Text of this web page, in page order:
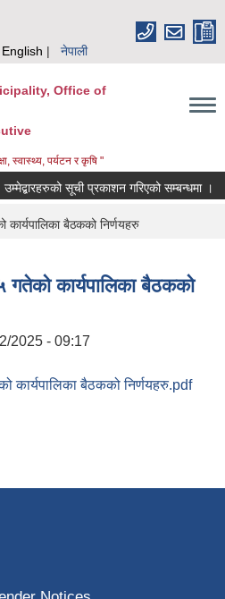
English नेपाली
Office of
स्वास्थ्य, पर्यटन र कृषि "
उम्मेद्बारहरुको सूची प्रकाशन गरिएको सम्बन्धमा ।
बैठकको निर्णयहरु
कार्यपालिका बैठकको
2025 - 09:17
कार्यपालिका बैठकको निर्णयहरु.pdf